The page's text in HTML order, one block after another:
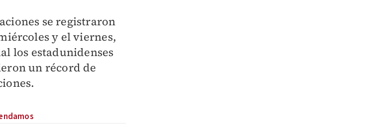
se registraron
y el viernes,
los estadunidenses
un récord de